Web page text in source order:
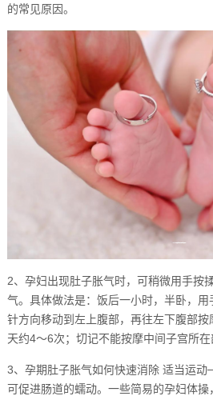
的常见原因。
2、孕妇出现肚子胀气时，可稍微用手按
气。具体做法是：饭后一小时，半卧，
针方向移动到左上腹部，再往左下腹部
天约4～6次；切记不能按摩中间子宫所在
3、孕期肚子胀气如何快速消除 适当运
可促进肠道的蠕动。一些简易的孕妇体